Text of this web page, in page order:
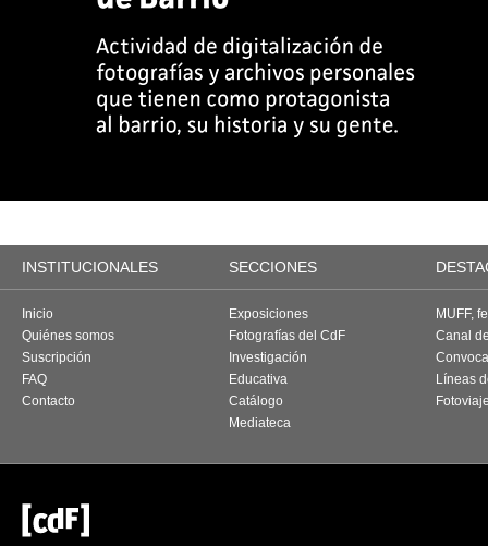
INSTITUCIONALES SECCIONES
Inicio
Quiénes somos
Suscripción
FAQ
Contacto
Exposiciones
Fotografías del CdF
Investigación
Educativa
Catálogo
Mediateca
MUFF,
Canal
Líneas